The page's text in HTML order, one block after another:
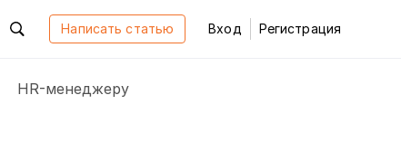
Написать статью Вход Регистрация
HR-менеджеру